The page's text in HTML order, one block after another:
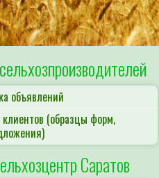
объявлений
(образцы форм,
Саратов